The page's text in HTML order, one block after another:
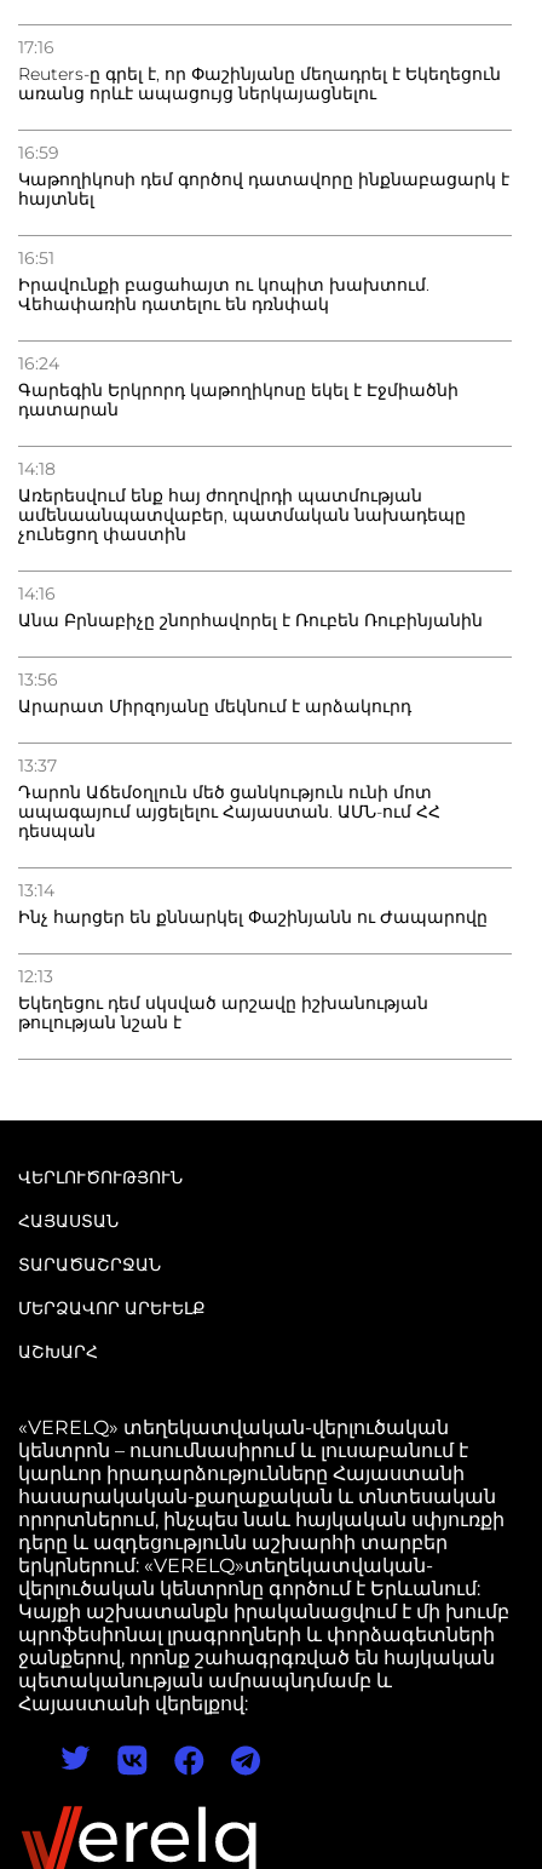
17:16
Reuters-ը գրել է, որ Փաշինյանը մեղադրել է Եկեղեցուն
առանց որևէ ապացույց ներկայացնելու
16:59
Կաթողիկոսի դեմ գործով դատավորը ինքնաբացարկ է
հայտնել
16:51
Իրավունքի բացահայտ ու կոպիտ խախտում.
Վեհափառին դատելու են դռնփակ
16:24
Գարեգին Երկրորդ կաթողիկոսը եկել է Էջմիածնի
դատարան
14:18
Առերեսվում ենք հայ ժողովրդի պատմության
ամենաանպատվաբեր, պատմական նախադեպը
չունեցող փաստին
14:16
Անա Բրնաբիչը շնորհավորել է Ռուբեն Ռուբինյանին
13:56
Արարատ Միրզոյանը մեկնում է արձակուրդ
13:37
Դարոն Աճեմօղլուն մեծ ցանկություն ունի մոտ
ապագայում այցելելու Հայաստան. ԱՄՆ-ում ՀՀ
դեսպան
13:14
Ինչ հարցեր են քննարկել Փաշինյանն ու Ժապարովը
12:13
Եկեղեցու դեմ սկսված արշավը իշխանության
թուլության նշան է
ՎԵՐԼՈՒԾՈՒԹՅՈՒՆ
ՀԱՅԱՍՏԱՆ
ՏԱՐԱԾԱՇՐՋԱՆ
ՄԵՐՁԱՎՈՐ ԱՐԵՒԵԼՔ
ԱՇԽԱՐՀ
«VERELQ» տեղեկատվական-վերլուծական
կենտրոն – ուսումնասիրում և լուսաբանում է
կարևոր իրադարձությունները Հայաստանի
հասարակական-քաղաքական և տնտեսական
որորտներում, ինչպես նաև հայկական սփյուռքի
դերը և ազդեցությունն աշխարհի տարբեր
երկրներում: «VERELQ»տեղեկատվական-
վերլուծական կենտրոնը գործում է Երևանում:
Կայքի աշխատանքն իրականացվում է մի խումբ
պրոֆեսիոնալ լրագրողների և փորձագետների
ջանքերով, որոնք շահագրգռված են հայկական
պետականության ամրապնդմամբ և
Հայաստանի վերելքով: